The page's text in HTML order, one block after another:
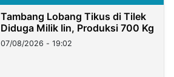
Tambang Lobang Tikus di Tilek
Diduga Milik Iin, Produksi 700 Kg
07/08/2026 - 19:02